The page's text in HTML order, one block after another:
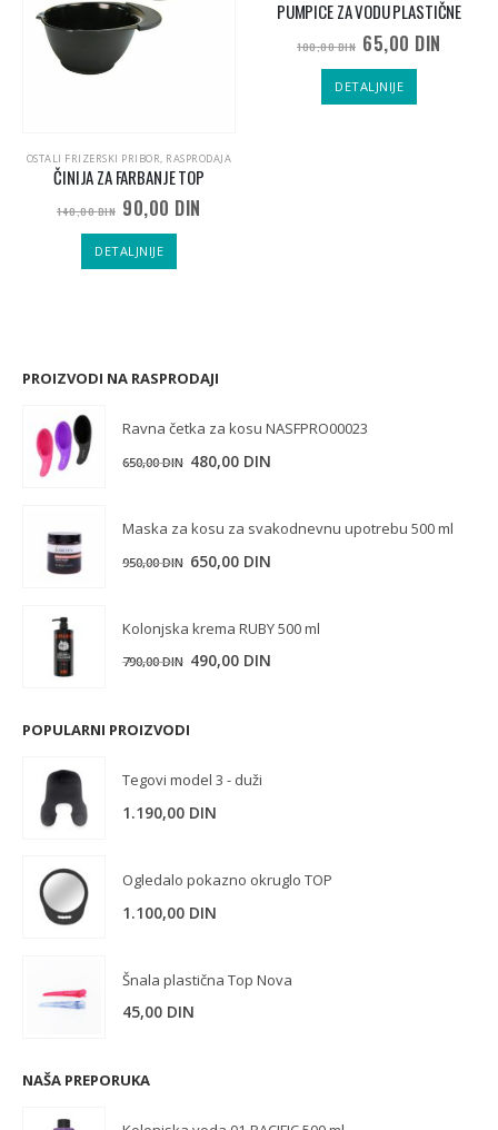
OSTALI FRIZERSKI PRIBOR, RASPRODAJA
ČINIJA ZA FARBANJE TOP
140,00DIN 90,00 DIN
DETALJNIJE
PUMPICE ZA VODU PLASTIČNE
100,00DIN 65,00 DIN
DETALJNIJE
PROIZVODI NA RASPRODAJI
Ravna četka za kosu NASFPRO00023
650,00DIN 480,00 DIN
Maska za kosu za svakodnevnu upotrebu 500 ml
950,00DIN Originalna
bila:
950,00 DIN.
650,00 DIN
650,00 DIN.
Kolonjska krema RUBY 500 ml
790,00DIN Originalna
490,00 DIN
POPULARNI PROIZVODI
Tegovi model 3 - duži
1.190,00 DIN
Ogledalo pokazno okruglo TOP
1.100,00 DIN
Šnala plastična Top Nova
45,00 DIN
NAŠA PREPORUKA